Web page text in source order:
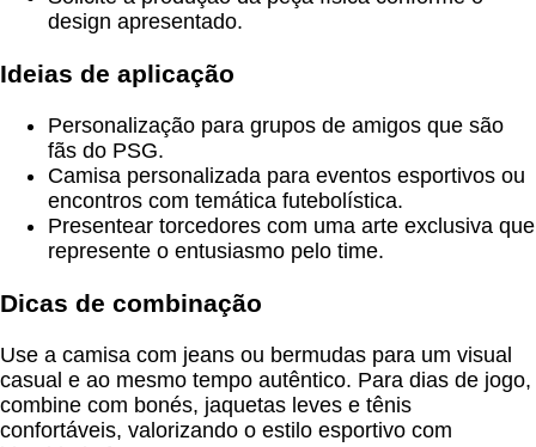
design apresentado.
Ideias de aplicação
Personalização para grupos de amigos que são
fãs do PSG.
Camisa personalizada para eventos esportivos ou
encontros com temática futebolística.
Presentear torcedores com uma arte exclusiva que
represente o entusiasmo pelo time.
Dicas de combinação
Use a camisa com jeans ou bermudas para um visual
casual e ao mesmo tempo autêntico. Para dias de jogo,
combine com bonés, jaquetas leves e tênis
confortáveis, valorizando o estilo esportivo com